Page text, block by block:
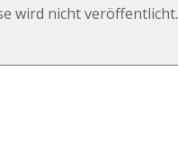
wird nicht veröffentlicht.